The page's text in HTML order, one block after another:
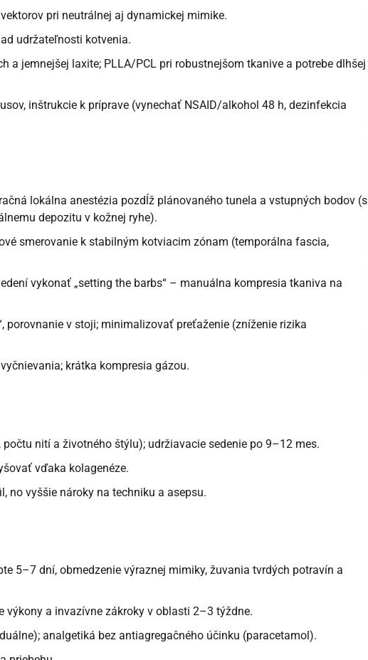
pri neutrálnej aj dynamickej mimike.
udržateľnosti kotvenia.
a jemnejšej laxite; PLLA/PCL pri robustnejšom tkanive a potrebe dlhšej
inštrukcie k príprave (vynechať NSAID/alkohol 48 h, dezinfekcia
lokálna anestézia pozdĺž plánovaného tunela a vstupných bodov (s
depozitu v kožnej ryhe).
smerovanie k stabilným kotviacim zónam (temporálna fascia,
vykonať „setting the barbs“ – manuálna kompresia tkaniva na
porovnanie v stoji; minimalizovať preťaženie (zníženie rizika
krátka kompresia gázou.
nití a životného štýlu); udržiavacie sedenie po 9–12 mes.
vďaka kolagenéze.
no vyššie nároky na techniku a asepsu.
5–7 dní, obmedzenie výraznej mimiky, žuvania tvrdých potravín a
výkony a invazívne zákroky v oblasti 2–3 týždne.
analgetiká bez antiagregačného účinku (paracetamol).